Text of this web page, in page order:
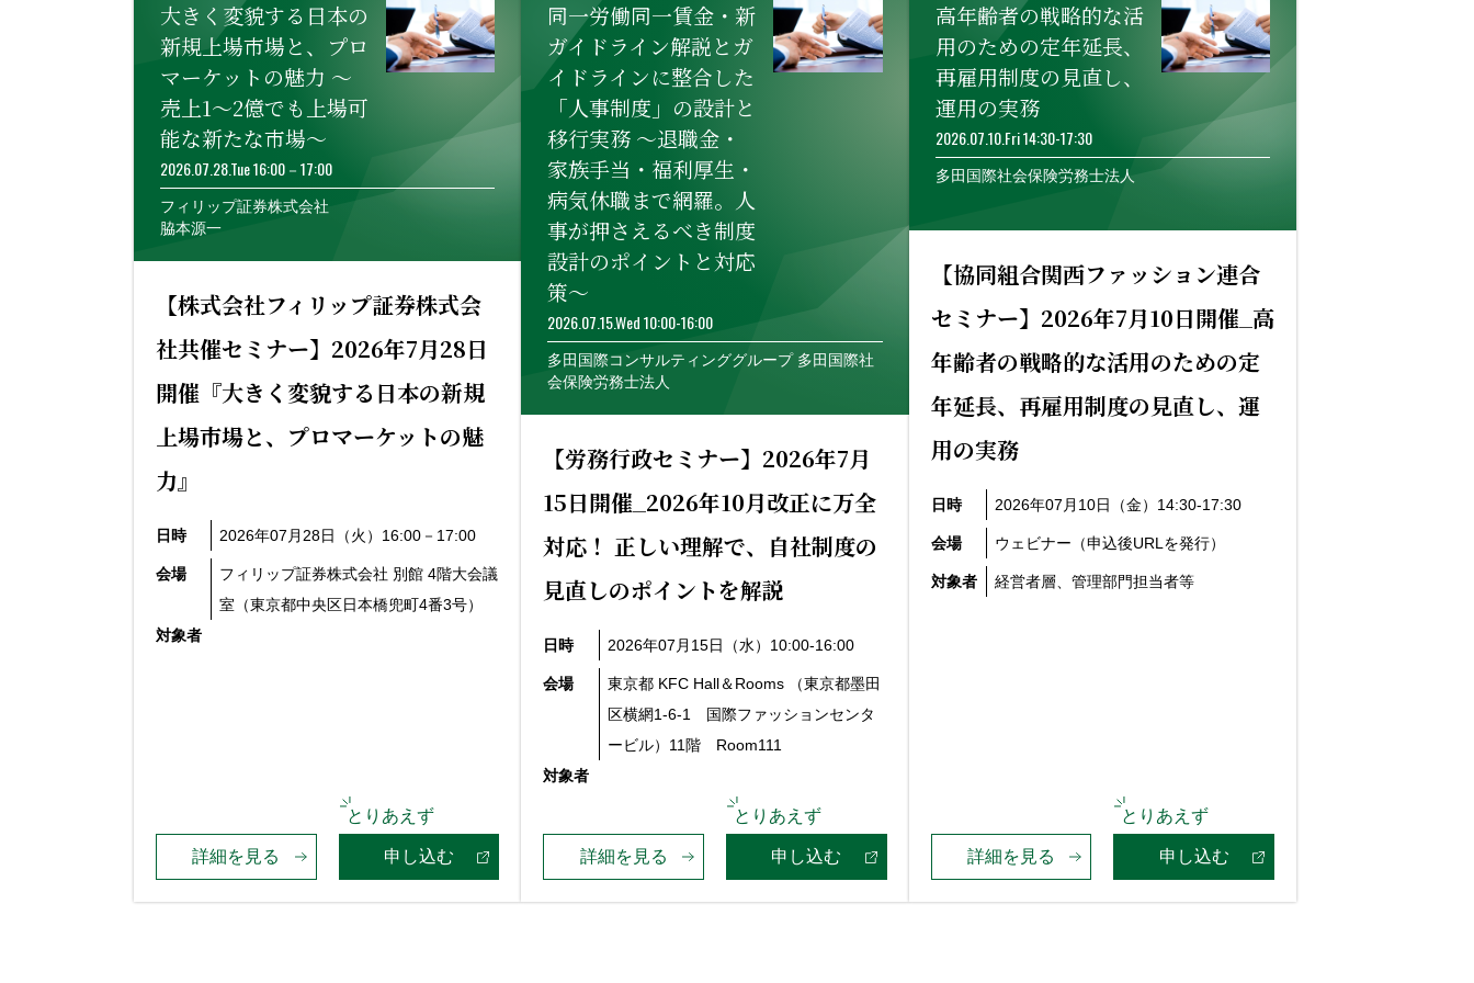
大きく変貌する日本の
新規上場市場と、プロ
マーケットの魅力 ～
売上1～2億でも上場可
能な新たな市場～
2026.07.28.Tue 16:00－17:00
フィリップ証券株式会社
脇本源一
【株式会社フィリップ証券株式会
社共催セミナー】2026年7月28日
開催『大きく変貌する日本の新規
上場市場と、プロマーケットの魅
力』
日時 2026年07月28日（火）16:00－17:00
会場
フィリップ証券株式会社 別館 4階大会議
室（東京都中央区日本橋兜町4番3号）
対象者
詳細を見る 申し込む
同一労働同一賃金・新
ガイドライン解説とガ
イドラインに整合した
「人事制度」の設計と
移行実務 ～退職金・
家族手当・福利厚生・
病気休職まで網羅。人
事が押さえるべき制度
設計のポイントと対応
策～
2026.07.15.Wed 10:00-16:00
多田国際コンサルティンググループ 多田国際社
会保険労務士法人
【労務行政セミナー】2026年7月
15日開催_2026年10月改正に万全
対応！ 正しい理解で、自社制度の
見直しのポイントを解説
日時 2026年07月15日（水）10:00-16:00
会場
東京都 KFC Hall＆Rooms （東京都墨田
区横網1-6-1 国際ファッションセンタ
ービル）11階 Room111
対象者
詳細を見る 申し込む
高年齢者の戦略的な活
用のための定年延長、
再雇用制度の見直し、
運用の実務
2026.07.10.Fri 14:30-17:30
多田国際社会保険労務士法人
【協同組合関西ファッション連合
セミナー】2026年7月10日開催_高
年齢者の戦略的な活用のための定
年延長、再雇用制度の見直し、運
用の実務
日時 2026年07月10日（金）14:30-17:30
会場 ウェビナー（申込後URLを発行）
対象者 経営者層、管理部門担当者等
詳細を見る 申し込む